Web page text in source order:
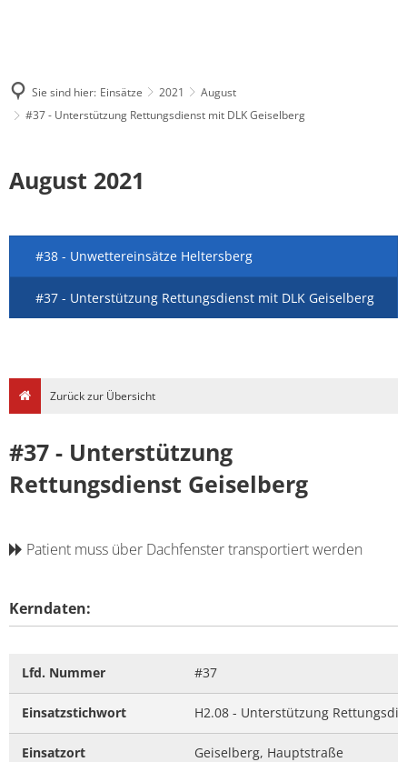
Sie sind hier: Einsätze 2021
August
#37 - Unterstützung Rettungsdienst mit DLK Geiselberg
August 2021
#38 - Unwettereinsätze Heltersberg
#37 - Unterstützung Rettungsdienst mit DLK Geiselberg
Zurück zur Übersicht
#37 - Unterstützung
Rettungsdienst Geiselberg
Patient muss über Dachfenster transportiert werden
Kerndaten:
Lfd. Nummer #37
Einsatzstichwort H2.08 - Unterstützung
Einsatzort Geiselberg, Hauptstraße